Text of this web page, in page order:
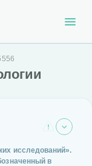
исследований».
в